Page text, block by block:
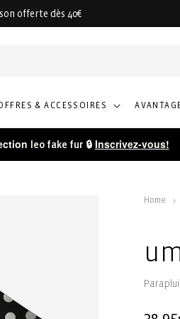
offerte dès 40€
& ACCESSOIRES
leo fake fur🔒 Inscrivez-vous!
Home